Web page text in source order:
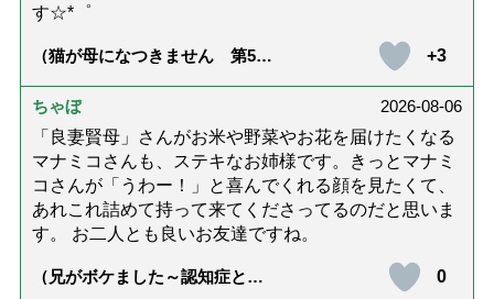
す☆*゜
（猫が母になつきません 第500
+3
ちゃぼ
2026-08-06
「良妻賢母」さんがお米や野菜やお花を届けたくなる
マナミコさんも、ステキなお姉様です。きっとマナミ
コさんが「うわー！」と喜んでくれる顔を見たくて、
あれこれ詰めて持って来てくださってるのだと思いま
す。 お二人とも良いお友達ですね。
（兄がボケました～認知症と介
0